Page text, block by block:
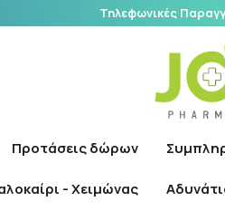
Τηλεφωνικές
Προτάσεις δώρων
- Χειμώνας
Αρχική / Γυναίκα /